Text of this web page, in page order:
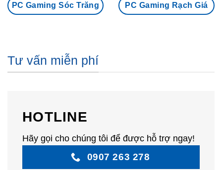
PC Gaming Sóc Trăng PC Gaming Rạch Giá
Tư vấn miễn phí
HOTLINE
Hãy gọi cho chúng tôi để được hỗ trợ ngay!
0907 263 278